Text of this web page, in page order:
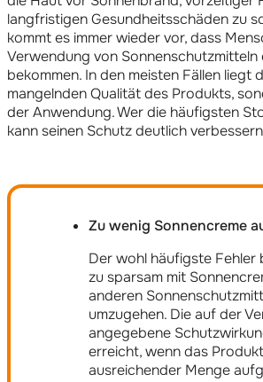
langfristigen Gesundheitsschäden zu
kommt es immer wieder vor, dass
Verwendung von Sonnenschutzmitteln
bekommen. In den meisten Fällen liegt
mangelnden Qualität des Produkts,
der Anwendung. Wer die häufigsten
kann seinen Schutz deutlich
Zu wenig Sonnencreme
Der wohl häufigste Fehler
zu sparsam mit
anderen
umzugehen. Die auf der
angegebene
erreicht, wenn das
ausreichender Menge